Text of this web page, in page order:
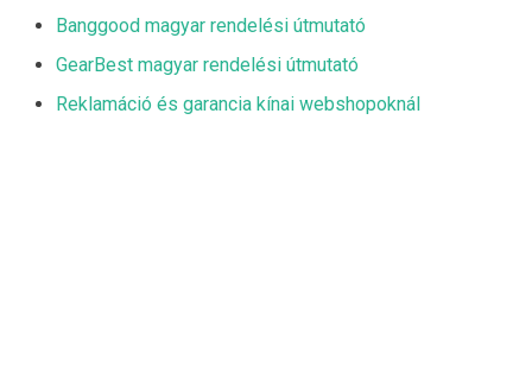
Banggood magyar rendelési útmutató
GearBest magyar rendelési útmutató
Reklamáció és garancia kínai webshopoknál